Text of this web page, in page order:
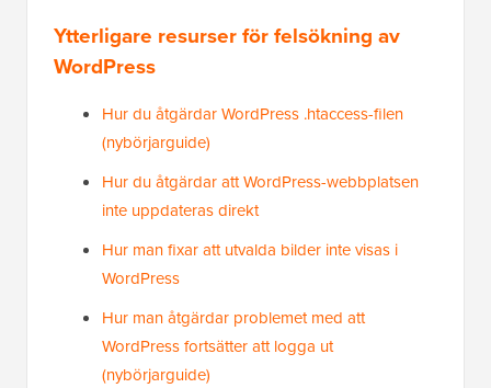
Ytterligare resurser för felsökning av
WordPress
Hur du åtgärdar WordPress .htaccess-filen
(nybörjarguide)
Hur du åtgärdar att WordPress-webbplatsen
inte uppdateras direkt
Hur man fixar att utvalda bilder inte visas i
WordPress
Hur man åtgärdar problemet med att
WordPress fortsätter att logga ut
(nybörjarguide)